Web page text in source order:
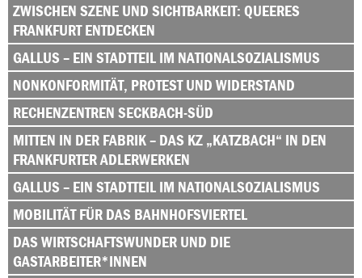
ZWISCHEN SZENE UND SICHTBARKEIT: QUEERES
FRANKFURT ENTDECKEN
GALLUS – EIN STADTTEIL IM NATIONALSOZIALISMUS
NONKONFORMITÄT, PROTEST UND WIDERSTAND
RECHENZENTREN SECKBACH-SÜD
MITTEN IN DER FABRIK – DAS KZ „KATZBACH“ IN DEN
FRANKFURTER ADLERWERKEN
GALLUS – EIN STADTTEIL IM NATIONALSOZIALISMUS
MOBILITÄT FÜR DAS BAHNHOFSVIERTEL
DAS WIRTSCHAFTSWUNDER UND DIE
GASTARBEITER*INNEN